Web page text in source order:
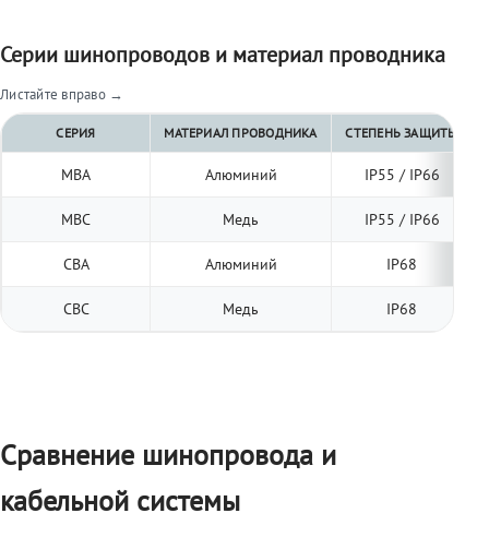
Серии шинопроводов и материал проводника
Листайте вправо →
СЕРИЯ МАТЕРИАЛ ПРОВОДНИКА СТЕПЕНЬ ЗАЩИТЫ
МВА Алюминий IP55 / IP66
МВС Медь IP55 / IP66
СВА Алюминий IP68
СВС Медь IP68
Сравнение шинопровода и
кабельной системы